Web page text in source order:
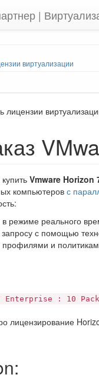
|
виртуализации
лицензии
Vmware Horizon
компьютеров с
режиме реального
с помощью
профилями и
7 Enterprise : 10
лицензирование